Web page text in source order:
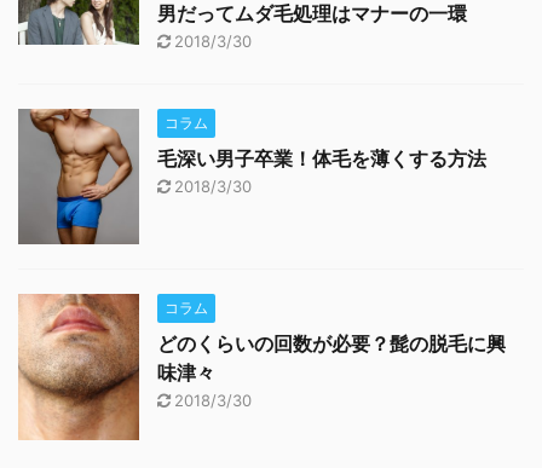
男だってムダ毛処理はマナーの一環
2018/3/30
コラム
毛深い男子卒業！体毛を薄くする方法
2018/3/30
コラム
どのくらいの回数が必要？髭の脱毛に興
味津々
2018/3/30